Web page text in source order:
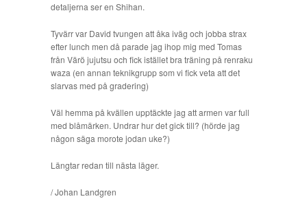
detaljerna ser en Shihan.
Tyvärr var David tvungen att åka iväg och jobba strax
efter lunch men då parade jag ihop mig med Tomas
från Värö jujutsu och fick istället bra träning på renraku
waza (en annan teknikgrupp som vi fick veta att det
slarvas med på gradering)
Väl hemma på kvällen upptäckte jag att armen var full
med blåmärken. Undrar hur det gick till? (hörde jag
någon säga morote jodan uke?)
Längtar redan till nästa läger.
/ Johan Landgren